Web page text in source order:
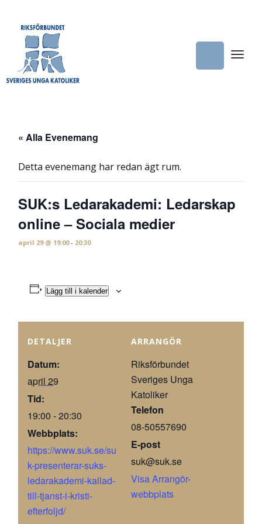
« Alla Evenemang
Detta evenemang har redan ägt rum.
SUK:s Ledarakademi: Ledarskap
online – Sociala medier
april 29 @ 19:00- 20:30
Lägg till i kalender
DETALJER
Datum:
april 29
Tid:
19:00 - 20:30
Webbplats:
https://www.suk.se/su
k-presenterar-suks-
ledarakademi-kallad-
till-tjanst-i-kristi-
efterfoljd/
ARRANGÖR
Riksförbundet
Sveriges Unga
Katoliker
Telefon
08-50557690
E-post
suk@suk.se
Visa Arrangör-
webbplats